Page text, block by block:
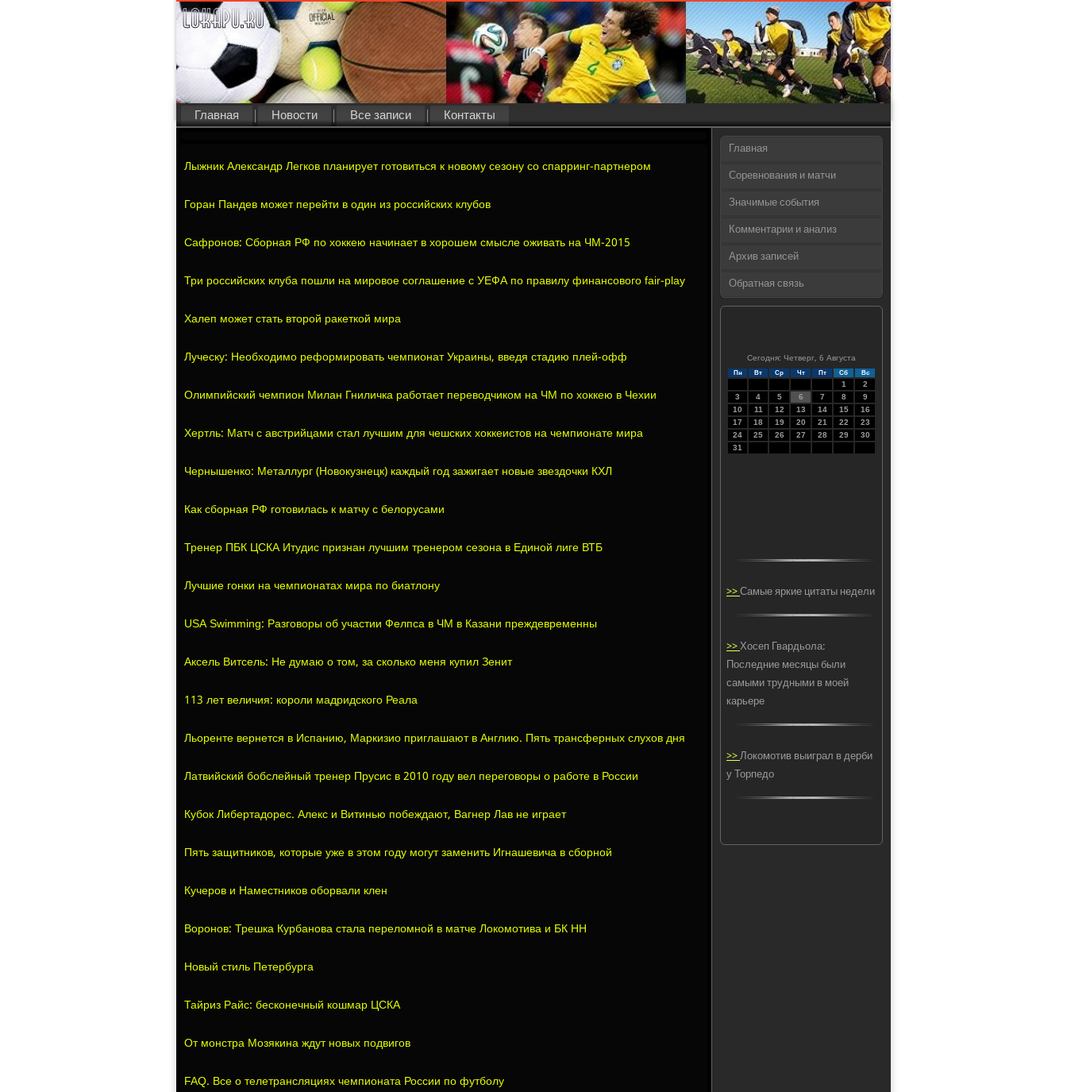
Главная Новости Все записи Контакты
Лыжник Александр Легков планирует готовиться к новому сезону со спарринг-партнером
Горан Пандев может перейти в один из российских клубов
Сафронов: Сборная РФ по хоккею начинает в хорошем смысле оживать на ЧМ-2015
Три российских клуба пошли на мировое соглашение с УЕФА по правилу финансового fair-play
Халеп может стать второй ракеткой мира
Луческу: Необходимо реформировать чемпионат Украины, введя стадию плей-офф
Олимпийский чемпион Милан Гниличка работает переводчиком на ЧМ по хоккею в Чехии
Хертль: Матч с австрийцами стал лучшим для чешских хоккеистов на чемпионате мира
Чернышенко: Металлург (Новокузнецк) каждый год зажигает новые звездочки КХЛ
Как сборная РФ готовилась к матчу с белорусами
Тренер ПБК ЦСКА Итудис признан лучшим тренером сезона в Единой лиге ВТБ
Лучшие гонки на чемпионатах мира по биатлону
USA Swimming: Разговоры об участии Фелпса в ЧМ в Казани преждевременны
Аксель Витсель: Не думаю о том, за сколько меня купил Зенит
113 лет величия: короли мадридского Реала
Льоренте вернется в Испанию, Маркизио приглашают в Англию. Пять трансферных слухов дня
Латвийский бобслейный тренер Прусис в 2010 году вел переговоры о работе в России
Кубок Либертадорес. Алекс и Витинью побеждают, Вагнер Лав не играет
Пять защитников, которые уже в этом году могут заменить Игнашевича в сборной
Кучеров и Наместников оборвали клен
Воронов: Трешка Курбанова стала переломной в матче Локомотива и БК НН
Новый стиль Петербурга
Тайриз Райс: бесконечный кошмар ЦСКА
От монстра Мозякина ждут новых подвигов
FAQ. Все о телетрансляциях чемпионата России по футболу
Главная
Соревнования и матчи
Значимые события
Комментарии и анализ
Архив записей
Обратная связь
Сегодня: Четверг, 6 Августа
Пн Вт Ср Чт Пт Сб Вс
1
2
3
4 5 6 7 8
9
10
11 12 13 14 15
16
17
18 19 20 21 22
23
24
25 26 27 28 29
30
31
>>Самые яркие цитаты недели
>>Хосеп Гвардьола:
Последние месяцы были
самыми трудными в моей
карьере
>>Локомотив выиграл в дерби
у Торпедо